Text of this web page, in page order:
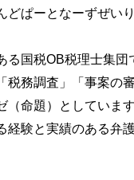
ぱーとなーずぜいり
国税OB税理士集団
務調査」「事案
命題）としています
験と実績のある